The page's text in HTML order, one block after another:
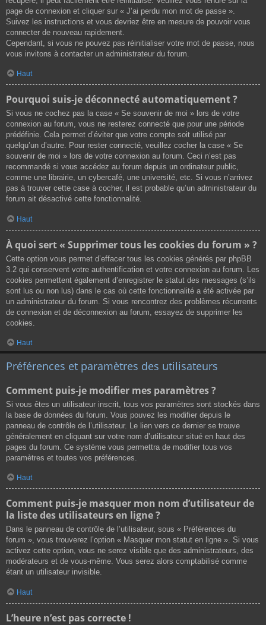
page de connexion et cliquer sur « J’ai perdu mon mot de passe ».
Suivez les instructions et vous devriez être en mesure de pouvoir vous
connecter de nouveau rapidement.
Cependant, si vous ne pouvez pas réinitialiser votre mot de passe, nous
vous invitons à contacter un administrateur du forum.
Haut
Pourquoi suis-je déconnecté automatiquement ?
Si vous ne cochez pas la case « Se souvenir de moi » lors de votre
connexion au forum, vous ne resterez connecté que pour une période
prédéfinie. Cela permet d’éviter que votre compte soit utilisé par
quelqu’un d’autre. Pour rester connecté, veuillez cocher la case « Se
souvenir de moi » lors de votre connexion au forum. Ceci n’est pas
recommandé si vous accédez au forum depuis un ordinateur public,
comme une librairie, un cybercafé, une université, etc. Si vous n’arrivez
pas à trouver cette case à cocher, il est probable qu’un administrateur du
forum ait désactivé cette fonctionnalité.
Haut
À quoi sert « Supprimer tous les cookies du forum » ?
Cette option vous permet d’effacer tous les cookies générés par phpBB
3.2 qui conservent votre authentification et votre connexion au forum. Les
cookies permettent également d’enregistrer le statut des messages (s’ils
sont lus ou non lus) dans le cas où cette fonctionnalité a été activée par
un administrateur du forum. Si vous rencontrez des problèmes récurrents
de connexion et de déconnexion au forum, essayez de supprimer les
cookies.
Haut
Préférences et paramètres des utilisateurs
Comment puis-je modifier mes paramètres ?
Si vous êtes un utilisateur inscrit, tous vos paramètres sont stockés dans
la base de données du forum. Vous pouvez les modifier depuis le
panneau de contrôle de l’utilisateur. Le lien vers ce dernier se trouve
généralement en cliquant sur votre nom d’utilisateur situé en haut des
pages du forum. Ce système vous permettra de modifier tous vos
paramètres et toutes vos préférences.
Haut
Comment puis-je masquer mon nom d’utilisateur de
la liste des utilisateurs en ligne ?
Dans le panneau de contrôle de l’utilisateur, sous « Préférences du
forum », vous trouverez l’option « Masquer mon statut en ligne ». Si vous
activez cette option, vous ne serez visible que des administrateurs, des
modérateurs et de vous-même. Vous serez alors comptabilisé comme
étant un utilisateur invisible.
Haut
L’heure n’est pas correcte !